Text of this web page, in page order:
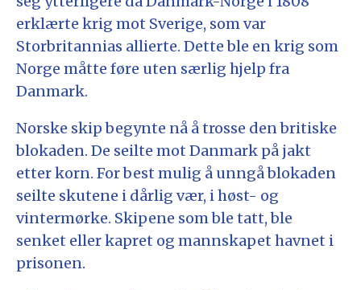
erklærte krig mot Sverige, som var
Storbritannias allierte. Dette ble en krig som
Norge måtte føre uten særlig hjelp fra
Danmark.
Norske skip begynte nå å trosse den britiske
blokaden. De seilte mot Danmark på jakt
etter korn. For best mulig å unngå blokaden
seilte skutene i dårlig vær, i høst- og
vintermørke. Skipene som ble tatt, ble
senket eller kapret og mannskapet havnet i
prisonen.